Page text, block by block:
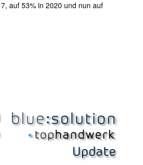
auf 53% in 2020 und nun auf